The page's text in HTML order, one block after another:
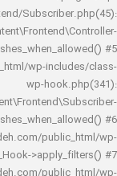
Frontend/
public_html/wp-
wp-
decokadeh.com/
WP_Hook-